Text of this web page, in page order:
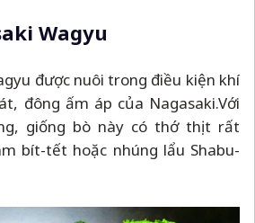
Wagyu
được nuôi trong điều kiện khí
đông ấm áp của Nagasaki.Với
giống bò này có thớ thịt rất
bít-tết hoặc nhúng lẩu Shabu-